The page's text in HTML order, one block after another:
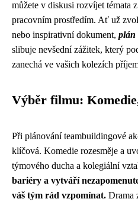
můžete v diskusi rozvíjet témata
pracovním prostředím. Ať už
nebo inspirativní dokument, plán
slibuje nevšední zážitek, který
zanechá ve vašich kolezích
Výběr filmu:
Při plánování teambuildingové
klíčová. Komedie rozesměje a
týmového ducha a kolegiální
bariéry a vytváří
váš tým rád vzpomínat. Drama